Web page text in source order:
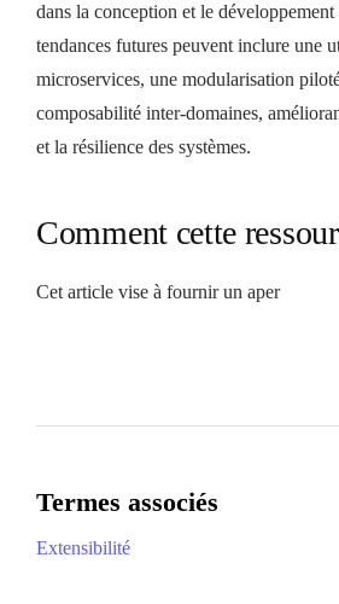
dans la conception et le développement
tendances futures peuvent inclure une
microservices, une modularisation
composabilité inter-domaines,
et la résilience des systèmes.
Comment cette
Cet article vise à fournir un aper
Termes associés
Extensibilité